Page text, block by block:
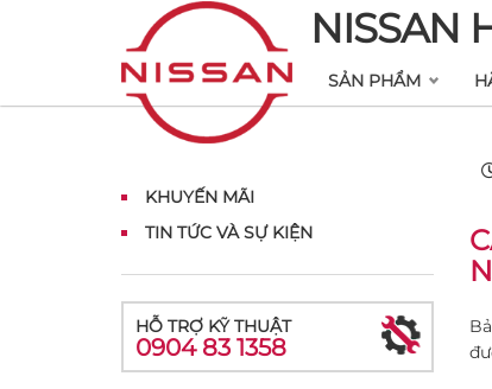
NISSAN
SẢN PHẨM
KHUYẾN MÃI
TIN TỨC VÀ SỰ KIỆN
HỖ TRỢ KỸ THUẬT
0904 83 1358